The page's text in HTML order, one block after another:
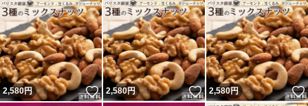
2,580円 いいね！
2,580円 いいね！
2,580円